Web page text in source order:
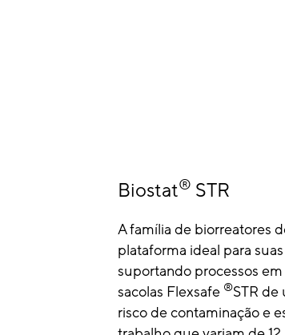
Biostat® STR
A família de biorreatores
plataforma ideal para
suportando processos
sacolas Flexsafe ®STR
risco de contaminação e